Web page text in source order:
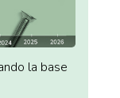
la base